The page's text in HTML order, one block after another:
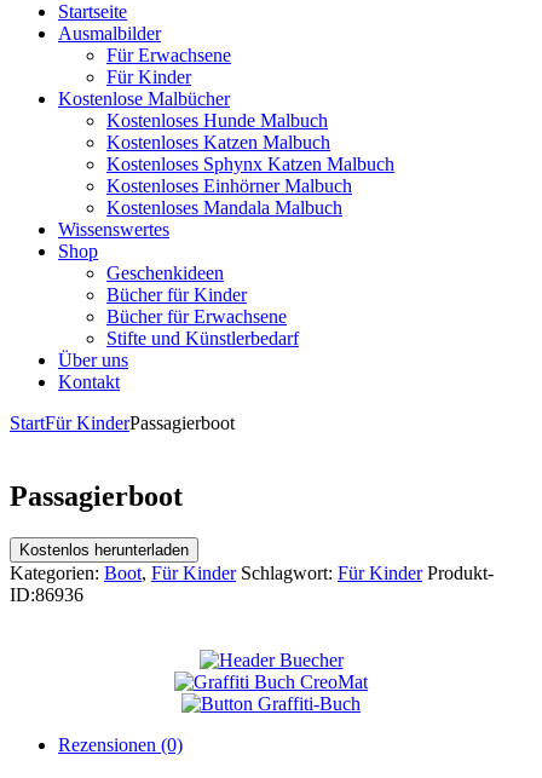
Startseite
Ausmalbilder
Für Erwachsene
Für Kinder
Kostenlose Malbücher
Kostenloses Hunde Malbuch
Kostenloses Katzen Malbuch
Kostenloses Sphynx Katzen Malbuch
Kostenloses Einhörner Malbuch
Kostenloses Mandala Malbuch
Wissenswertes
Shop
Geschenkideen
Bücher für Kinder
Bücher für Erwachsene
Stifte und Künstlerbedarf
Über uns
Kontakt
StartFür KinderPassagierboot
Passagierboot
Kostenlos herunterladen
Kategorien: Boot, Für Kinder Schlagwort: Für Kinder Produkt-
ID:86936
Rezensionen (0)